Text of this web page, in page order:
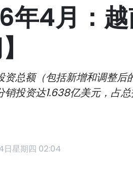
年4月：越
资总额（包括新增和调整
销投资达1.638亿美元，占
日星期四 02:04